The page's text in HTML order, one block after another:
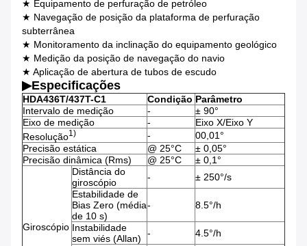
★ Equipamento de perfuração de petróleo
★ Navegação de posição da plataforma de perfuração
subterrânea
★ Monitoramento da inclinação do equipamento geológico
★ Medição da posição de navegação do navio
★ Aplicação de abertura de tubos de escudo
▶Especificações
HDA436T/437T-C1 Condição Parâmetro
Intervalo de medição
-
± 90°
Eixo de medição
-
Eixo X/Eixo Y
Resolução1) -
00,01°
Precisão estática
@ 25°C
± 0,05°
Precisão dinâmica (Rms)
@ 25°C ± 0,1°
Giroscópio
Distância do
giroscópio
-
± 250°/s
Estabilidade de
Bias Zero (média
de 10 s)
- 8.5°/h
Instabilidade
sem viés (Allan)
-
4.5°/h